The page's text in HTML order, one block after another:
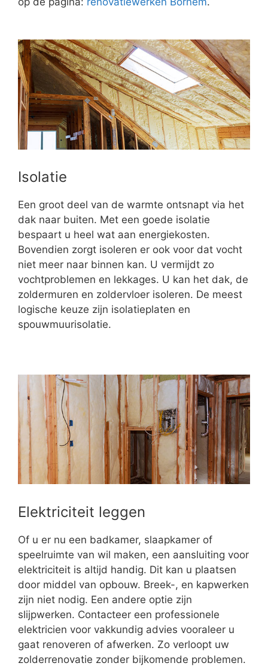
Isolatie
Een groot deel van de warmte ontsnapt via het
dak naar buiten. Met een goede isolatie
bespaart u heel wat aan energiekosten.
Bovendien zorgt isoleren er ook voor dat vocht
niet meer naar binnen kan. U vermijdt zo
vochtproblemen en lekkages. U kan het dak, de
zoldermuren en zoldervloer isoleren. De meest
logische keuze zijn isolatieplaten en
spouwmuurisolatie.
Elektriciteit leggen
Of u er nu een badkamer, slaapkamer of
speelruimte van wil maken, een aansluiting voor
elektriciteit is altijd handig. Dit kan u plaatsen
door middel van opbouw. Breek-, en kapwerken
zijn niet nodig. Een andere optie zijn
slijpwerken. Contacteer een professionele
elektricien voor vakkundig advies vooraleer u
gaat renoveren of afwerken. Zo verloopt uw
zolderrenovatie zonder bijkomende problemen.